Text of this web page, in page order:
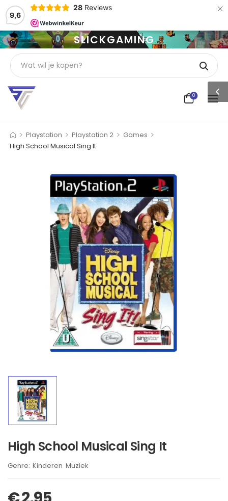
9,6
28 Reviews ×
SLICKGAMING
0
> Playstation > Playstation 2 > Games >
High School Musical Sing It
High School Musical Sing It
Brand:
Kinderen ,
Muziek